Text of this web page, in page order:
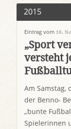
2015
Eintrag vom 18.
„Sport
versteht
Am Samstag,
der Benno-
„bunte
Spielerinnen